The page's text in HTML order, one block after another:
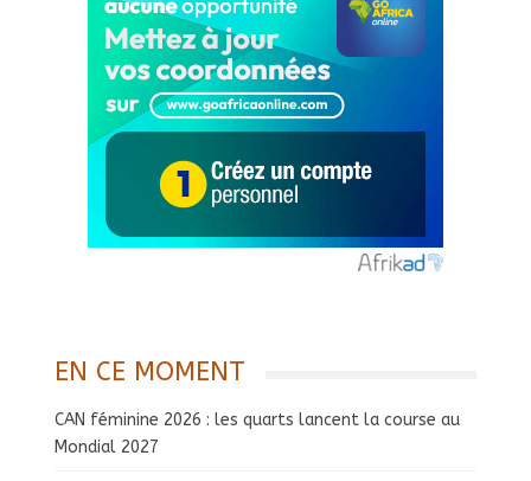
EN CE MOMENT
CAN féminine 2026 : les quarts lancent la course au
Mondial 2027